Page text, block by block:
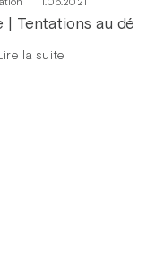
Tentations au
la suite